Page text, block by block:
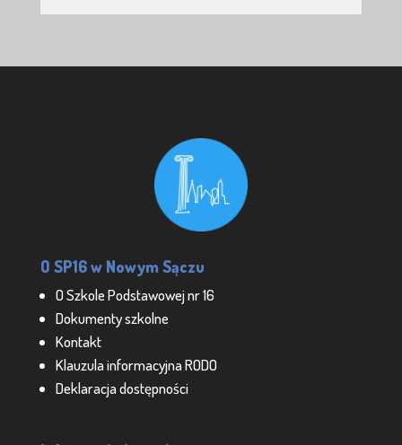
O SP16 w Nowym Sączu
O Szkole Podstawowej nr 16
Dokumenty szkolne
Kontakt
Klauzula informacyjna RODO
Deklaracja dostępności